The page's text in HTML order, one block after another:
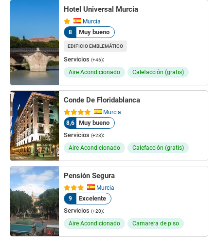
Hotel Universal Murcia
Murcia
8
Muy bueno
EDIFICIO EMBLEMÁTICO
Servicios (+46):
Aire Acondicionado Calefacción (gratis)
Conde De Floridablanca
Murcia
8,6
Muy bueno
Servicios (+28):
Aire Acondicionado Calefacción (gratis)
Pensión Segura
Murcia
9
Excelente
Servicios (+20):
Aire Acondicionado Camarera de piso